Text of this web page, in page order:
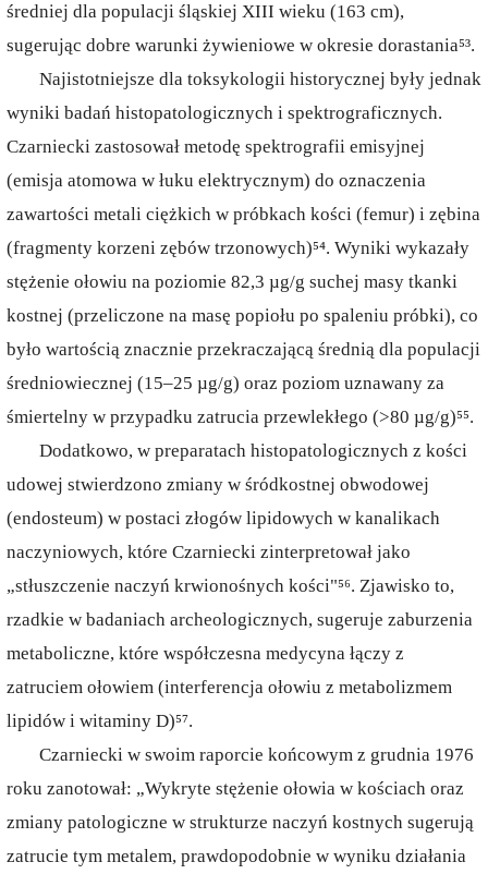
średniej dla populacji śląskiej XIII wieku (163 cm),
sugerując dobre warunki żywieniowe w okresie dorastania⁵³.
Najistotniejsze dla toksykologii historycznej były jednak
wyniki badań histopatologicznych i spektrograficznych.
Czarniecki zastosował metodę spektrografii emisyjnej
(emisja atomowa w łuku elektrycznym) do oznaczenia
zawartości metali ciężkich w próbkach kości (femur) i zębina
(fragmenty korzeni zębów trzonowych)⁵⁴. Wyniki wykazały
stężenie ołowiu na poziomie 82,3 µg/g suchej masy tkanki
kostnej (przeliczone na masę popiołu po spaleniu próbki), co
było wartością znacznie przekraczającą średnią dla populacji
średniowiecznej (15–25 µg/g) oraz poziom uznawany za
śmiertelny w przypadku zatrucia przewlekłego (>80 µg/g)⁵⁵.
Dodatkowo, w preparatach histopatologicznych z kości
udowej stwierdzono zmiany w śródkostnej obwodowej
(endosteum) w postaci złogów lipidowych w kanalikach
naczyniowych, które Czarniecki zinterpretował jako
„stłuszczenie naczyń krwionośnych kości"⁵⁶. Zjawisko to,
rzadkie w badaniach archeologicznych, sugeruje zaburzenia
metaboliczne, które współczesna medycyna łączy z
zatruciem ołowiem (interferencja ołowiu z metabolizmem
lipidów i witaminy D)⁵⁷.
Czarniecki w swoim raporcie końcowym z grudnia 1976
roku zanotował: „Wykryte stężenie ołowia w kościach oraz
zmiany patologiczne w strukturze naczyń kostnych sugerują
zatrucie tym metalem, prawdopodobnie w wyniku działania